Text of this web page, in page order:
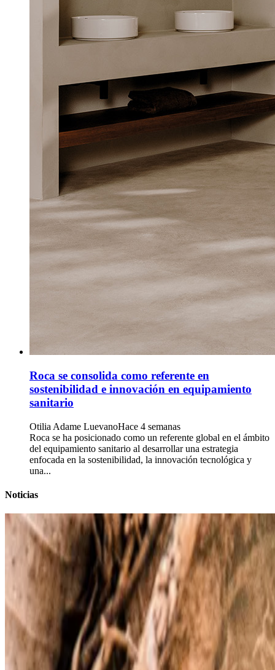
Roca se consolida como referente en
sostenibilidad e innovación en equipamiento
sanitario
Otilia Adame LuevanoHace 4 semanas
Roca se ha posicionado como un referente global en el ámbito
del equipamiento sanitario al desarrollar una estrategia
enfocada en la sostenibilidad, la innovación tecnológica y
una...
Noticias